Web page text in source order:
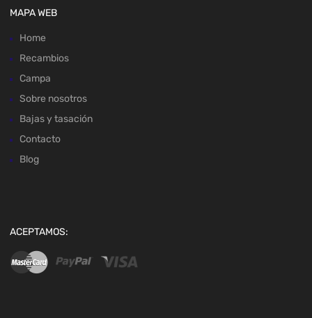
MAPA WEB
Home
Recambios
Campa
Sobre nosotros
Bajas y tasación
Contacto
Blog
ACEPTAMOS: